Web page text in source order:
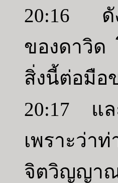
20:16 ดั
ของดาวิด
สิ่งนี้ต่อมือ
20:17 แล
เพราะว่า
จิตวิญญาณ